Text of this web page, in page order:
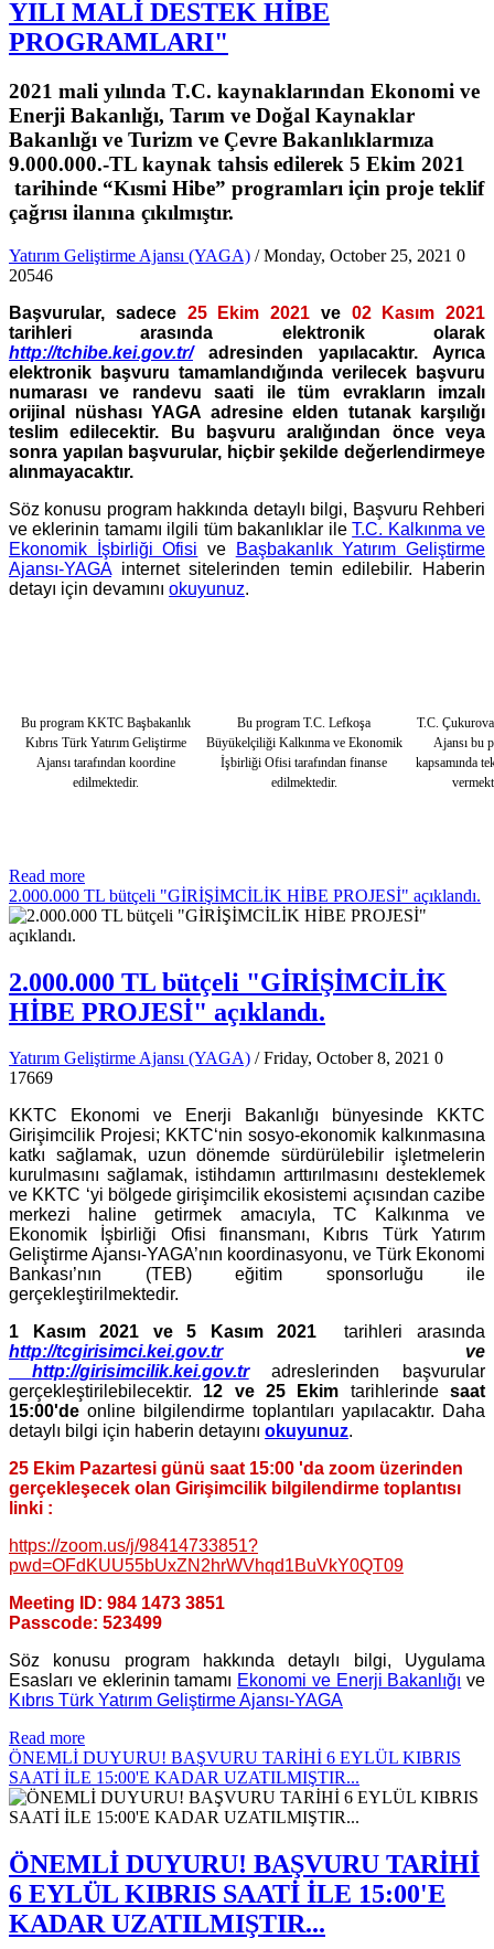
YILI MALİ DESTEK HİBE
PROGRAMLARI"
2021 mali yılında T.C. kaynaklarından Ekonomi ve
Enerji Bakanlığı, Tarım ve Doğal Kaynaklar
Bakanlığı ve Turizm ve Çevre Bakanlıklarmıza
9.000.000.-TL kaynak tahsis edilerek 5 Ekim 2021
tarihinde “Kısmi Hibe” programları için proje teklif
çağrısı ilanına çıkılmıştır.
Yatırım Geliştirme Ajansı (YAGA) / Monday, October 25, 2021 0
20546
Başvurular, sadece 25 Ekim 2021 ve 02 Kasım 2021
tarihleri arasında elektronik olarak
http://tchibe.kei.gov.tr/
adresinden
yapılacaktır. Ayrıca
elektronik başvuru tamamlandığında verilecek başvuru
numarası ve randevu saati ile tüm evrakların imzalı
orijinal nüshası YAGA adresine elden tutanak karşılığı
teslim edilecektir. Bu başvuru aralığından önce veya
sonra yapılan başvurular, hiçbir şekilde değerlendirmeye
alınmayacaktır.
Söz konusu program hakkında detaylı bilgi, Başvuru Rehberi
ve eklerinin tamamı ilgili tüm bakanlıklar ileT.C. Kalkınma ve
Ekonomik İşbirliği Ofisi ve
Başbakanlık Yatırım Geliştirme
Ajansı-YAGAinternet sitelerinden temin edilebilir. Haberin
detayı için devamını okuyunuz.
Bu program KKTC Başbakanlık
Kıbrıs Türk Yatırım Geliştirme
Ajansı tarafından koordine
edilmektedir.
Bu program T.C. Lefkoşa
Büyükelçiliği Kalkınma ve Ekonomik
İşbirliği Ofisi tarafından finanse
edilmektedir.
T.C.
Ajansı bu
kapsamında
Read more
2.000.000 TL bütçeli "GİRİŞİMCİLİK HİBE PROJESİ" açıklandı.
2.000.000 TL bütçeli "GİRİŞİMCİLİK
HİBE PROJESİ" açıklandı.
Yatırım Geliştirme Ajansı (YAGA) / Friday, October 8, 2021 0
17669
KKTC Ekonomi ve Enerji Bakanlığı bünyesinde KKTC
Girişimcilik Projesi; KKTC‘nin sosyo-ekonomik kalkınmasına
katkı sağlamak, uzun dönemde sürdürülebilir işletmelerin
kurulmasını sağlamak, istihdamın arttırılmasını desteklemek
ve KKTC ‘yi bölgede girişimcilik ekosistemi açısından cazibe
merkezi haline getirmek amacıyla, TC Kalkınma ve
Ekonomik İşbirliği Ofisi finansmanı, Kıbrıs Türk Yatırım
Geliştirme Ajansı-YAGA’nın koordinasyonu, ve Türk Ekonomi
Bankası’nın (TEB) eğitim sponsorluğu ile
gerçekleştirilmektedir.
1 Kasım 2021 ve 5 Kasım 2021
tarihleri arasında
http://tcgirisimci.kei.gov.trve
http://girisimcilik.kei.gov.tradreslerinden başvurular
gerçekleştirilebilecektir. 12 ve 25 Ekim tarihlerindesaat
15:00'de online bilgilendirme toplantıları yapılacaktır. Daha
detaylı bilgi için haberin detayını okuyunuz.
25 Ekim Pazartesi günü saat 15:00 'da zoom üzerinden
gerçekleşecek olan Girişimcilik bilgilendirme toplantısı
linki :
https://zoom.us/j/98414733851?
pwd=OFdKUU55bUxZN2hrWVhqd1BuVkY0QT09
Meeting ID: 984 1473 3851
Passcode: 523499
Söz konusu program hakkında detaylı bilgi, Uygulama
Esasları ve eklerinin tamamı Ekonomi ve Enerji Bakanlığı ve
Kıbrıs Türk Yatırım Geliştirme Ajansı-YAGA
Read more
ÖNEMLİ DUYURU! BAŞVURU TARİHİ 6 EYLÜL KIBRIS
SAATİ İLE 15:00'E KADAR UZATILMIŞTIR...
ÖNEMLİ DUYURU! BAŞVURU TARİHİ
6 EYLÜL KIBRIS SAATİ İLE 15:00'E
KADAR UZATILMIŞTIR...